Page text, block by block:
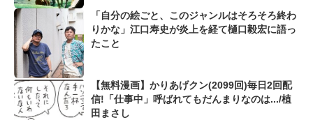
「自分の絵ごと、このジャンルはそろそろ終わ
りかな」江口寿史が炎上を経て樋口毅宏に語っ
たこと
【無料漫画】かりあげクン(2099回)毎日2回配
信!「仕事中」呼ばれてもだんまりなのは.../植
田まさし